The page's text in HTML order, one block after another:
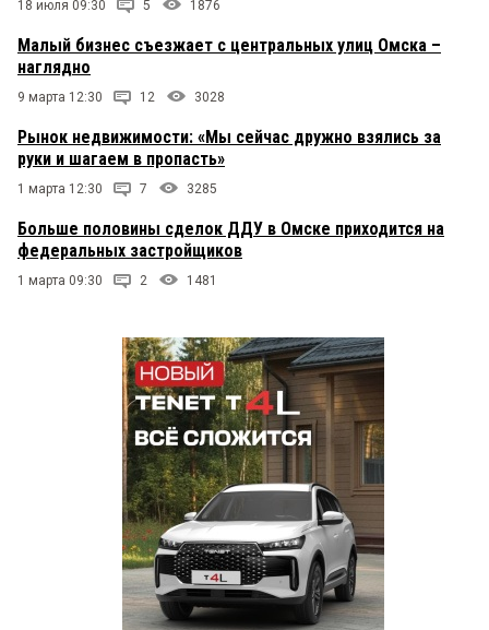
18 июля 09:30 5 1876
Малый бизнес съезжает с центральных улиц Омска –
наглядно
9 марта 12:30 12 3028
Рынок недвижимости: «Мы сейчас дружно взялись за
руки и шагаем в пропасть»
1 марта 12:30 7 3285
Больше половины сделок ДДУ в Омске приходится на
федеральных застройщиков
1 марта 09:30 2 1481